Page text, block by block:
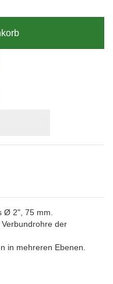
Ø 2", 75 mm.
der
in mehreren Ebenen.